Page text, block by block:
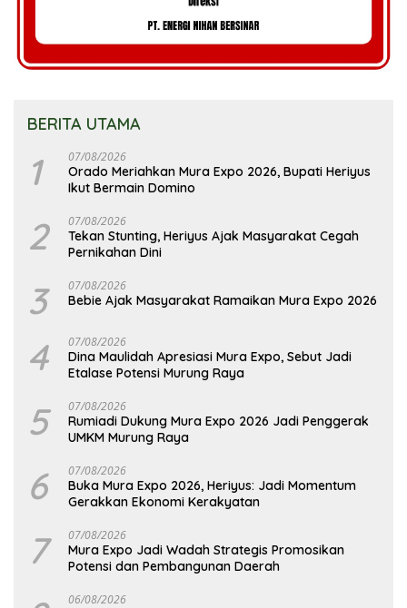
BERITA UTAMA
1 07/08/2026
Orado Meriahkan Mura Expo 2026, Bupati Heriyus
Ikut Bermain Domino
2 07/08/2026
Tekan Stunting, Heriyus Ajak Masyarakat Cegah
Pernikahan Dini
3 07/08/2026
Bebie Ajak Masyarakat Ramaikan Mura Expo 2026
4 07/08/2026
Dina Maulidah Apresiasi Mura Expo, Sebut Jadi
Etalase Potensi Murung Raya
5 07/08/2026
Rumiadi Dukung Mura Expo 2026 Jadi Penggerak
UMKM Murung Raya
6 07/08/2026
Buka Mura Expo 2026, Heriyus: Jadi Momentum
Gerakkan Ekonomi Kerakyatan
7 07/08/2026
Mura Expo Jadi Wadah Strategis Promosikan
Potensi dan Pembangunan Daerah
06/08/2026